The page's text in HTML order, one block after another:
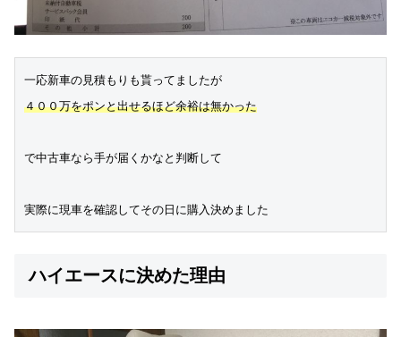
一応新車の見積もりも貰ってましたが
４００万をポンと出せるほど余裕は無かった
で中古車なら手が届くかなと判断して
実際に現車を確認してその日に購入決めました
ハイエースに決めた理由